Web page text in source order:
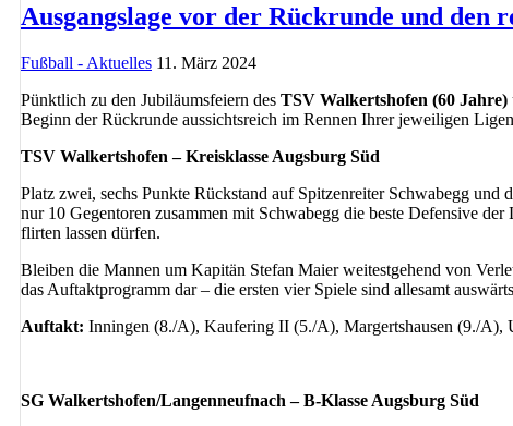
Ausgangslage vor der Rückrunde und den
Fußball - Aktuelles 11. März 2024
Pünktlich zu den Jubiläumsfeiern des TSV Walkertshofen (60 Jahre)
Beginn der Rückrunde aussichtsreich im Rennen Ihrer jeweiligen
TSV Walkertshofen – Kreisklasse Augsburg Süd
Platz zwei, sechs Punkte Rückstand auf Spitzenreiter Schwabegg
nur 10 Gegentoren zusammen mit Schwabegg die beste Defensive
flirten lassen dürfen.
Bleiben die Mannen um Kapitän Stefan Maier weitestgehend von
das Auftaktprogramm dar – die ersten vier Spiele sind allesamt
Auftakt: Inningen (8./A), Kaufering II (5./A), Margertshausen (9./A),
SG Walkertshofen/Langenneufnach – B-Klasse Augsburg Süd